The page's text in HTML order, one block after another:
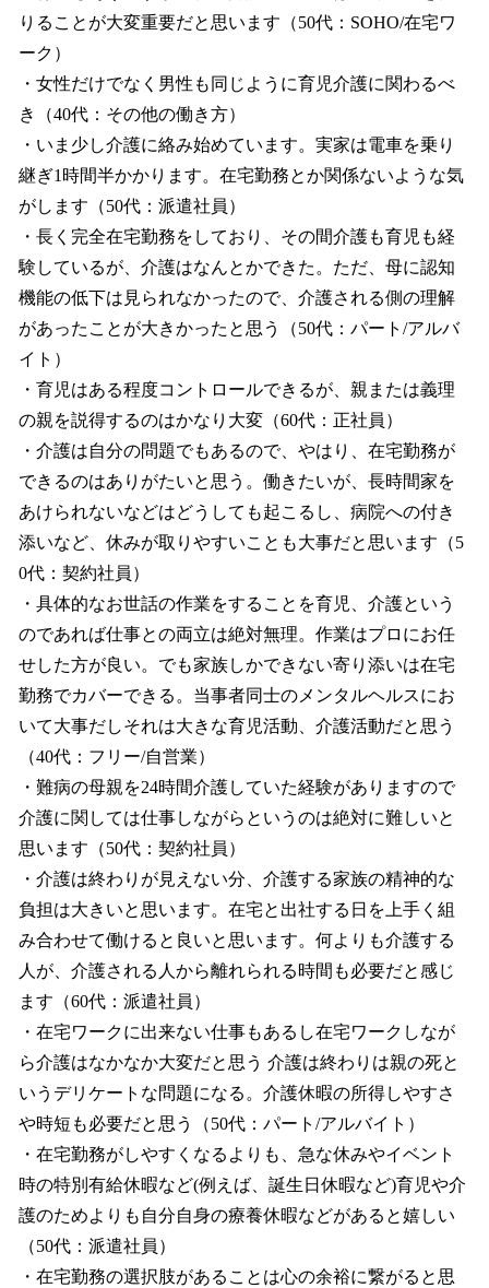
りることが大変重要だと思います（50代：SOHO/在宅ワ
ーク）
・女性だけでなく男性も同じように育児介護に関わるべ
き（40代：その他の働き方）
・いま少し介護に絡み始めています。実家は電車を乗り
継ぎ1時間半かかります。在宅勤務とか関係ないような気
がします（50代：派遣社員）
・長く完全在宅勤務をしており、その間介護も育児も経
験しているが、介護はなんとかできた。ただ、母に認知
機能の低下は見られなかったので、介護される側の理解
があったことが大きかったと思う（50代：パート/アルバ
イト）
・育児はある程度コントロールできるが、親または義理
の親を説得するのはかなり大変（60代：正社員）
・介護は自分の問題でもあるので、やはり、在宅勤務が
できるのはありがたいと思う。働きたいが、長時間家を
あけられないなどはどうしても起こるし、病院への付き
添いなど、休みが取りやすいことも大事だと思います（5
0代：契約社員）
・具体的なお世話の作業をすることを育児、介護という
のであれば仕事との両立は絶対無理。作業はプロにお任
せした方が良い。でも家族しかできない寄り添いは在宅
勤務でカバーできる。当事者同士のメンタルヘルスにお
いて大事だしそれは大きな育児活動、介護活動だと思う
（40代：フリー/自営業）
・難病の母親を24時間介護していた経験がありますので
介護に関しては仕事しながらというのは絶対に難しいと
思います（50代：契約社員）
・介護は終わりが見えない分、介護する家族の精神的な
負担は大きいと思います。在宅と出社する日を上手く組
み合わせて働けると良いと思います。何よりも介護する
人が、介護される人から離れられる時間も必要だと感じ
ます（60代：派遣社員）
・在宅ワークに出来ない仕事もあるし在宅ワークしなが
ら介護はなかなか大変だと思う 介護は終わりは親の死と
いうデリケートな問題になる。介護休暇の所得しやすさ
や時短も必要だと思う（50代：パート/アルバイト）
・在宅勤務がしやすくなるよりも、急な休みやイベント
時の特別有給休暇など(例えば、誕生日休暇など)育児や介
護のためよりも自分自身の療養休暇などがあると嬉しい
（50代：派遣社員）
・在宅勤務の選択肢があることは心の余裕に繋がると思